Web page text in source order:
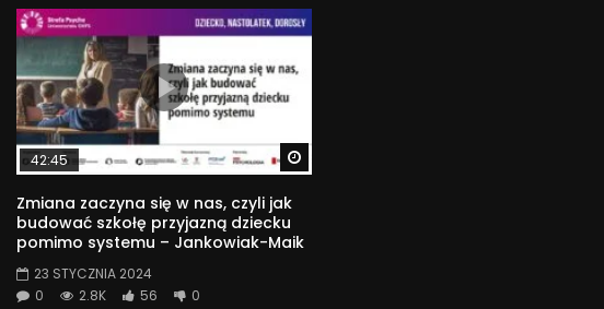
Watch Later
42:45
Zmiana zaczyna się w nas, czyli jak
budować szkołę przyjazną dziecku
pomimo systemu – Jankowiak-Maik
23 STYCZNIA 2024
0
2.8K 56 0